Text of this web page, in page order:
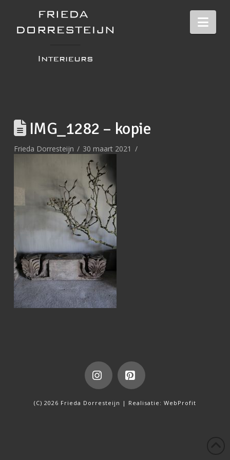
IMG_1282 – kopie
Frieda Dorresteijn 30 maart 2021
InstagramPinterest
(C) 2026 Frieda Dorresteijn | Realisatie: WebProfit